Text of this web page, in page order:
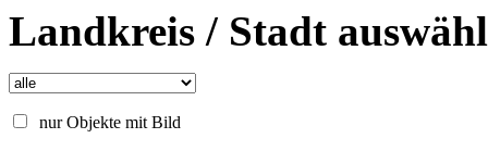
Landkreis / Stadt
nur Objekte mit Bild